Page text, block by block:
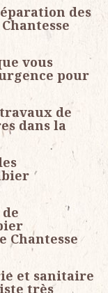
des
vous
pour
de
dans la
Chantesse
et sanitaire
très